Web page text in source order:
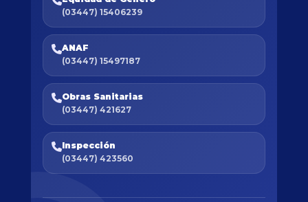
(03447) 15406239
ANAF
(03447) 15497187
Obras Sanitarias
(03447) 421627
Inspección
(03447) 423560